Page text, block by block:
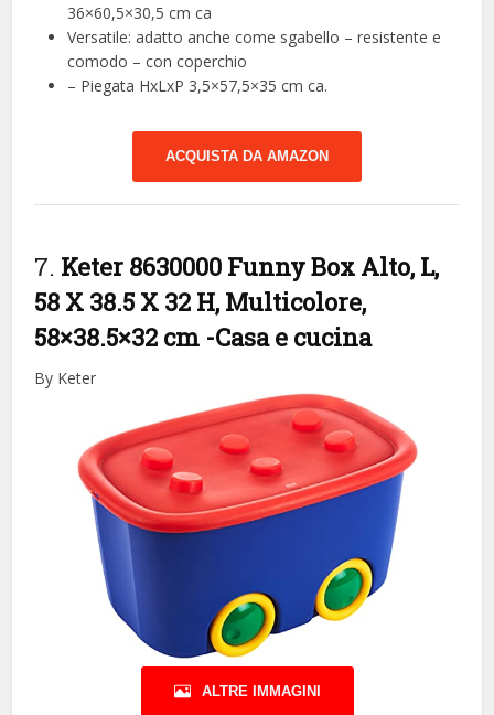
36×60,5×30,5 cm ca
Versatile: adatto anche come sgabello – resistente e
comodo – con coperchio
– Piegata HxLxP 3,5×57,5×35 cm ca.
ACQUISTA DA AMAZON
7. Keter 8630000 Funny Box Alto, L,
58 X 38.5 X 32 H, Multicolore,
58×38.5×32 cm -Casa e cucina
By Keter
ALTRE IMMAGINI